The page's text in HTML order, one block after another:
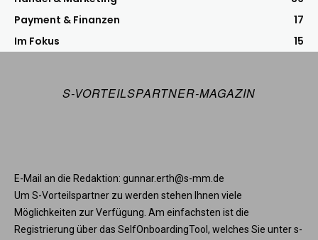
Payment & Finanzen
17
Im Fokus
15
S-VORTEILSPARTNER-MAGAZIN
E-Mail an die Redaktion: gunnar.erth@s-mm.de
Um S-Vorteilspartner zu werden stehen Ihnen viele
Möglichkeiten zur Verfügung. Am einfachsten ist die
Registrierung über das SelfOnboardingTool, welches Sie unter s-